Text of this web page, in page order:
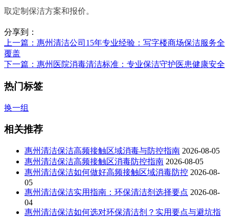
取定制保洁方案和报价。
分享到：
上一篇 ：惠州清洁公司15年专业经验：写字楼商场保洁服务全
覆盖
下一篇 ：惠州医院消毒清洁标准：专业保洁守护医患健康安全
热门标签
换一组
相关推荐
惠州清洁保洁高频接触区域消毒与防控指南 2026-08-05
惠州清洁保洁高频接触区消毒防控指南 2026-08-05
惠州清洁保洁如何做好高频接触区域消毒防控 2026-08-
05
惠州清洁保洁实用指南：环保清洁剂选择要点 2026-08-
04
惠州清洁保洁如何选对环保清洁剂？实用要点与避坑指